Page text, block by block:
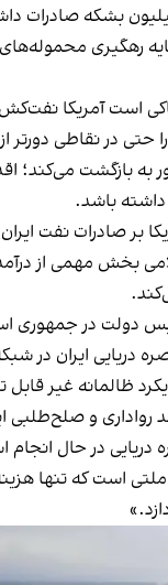
پایه رهگیری
است آمریکا
حتی در نقاطی دورتر
به بازگشت می‌کند؛
باشد.
بر صادرات نفت
بخش مهمی از درآمد
دولت در جمهوری
دریایی ایران در
ظالمانه غیر
رواداری و صلح‌طلبی
دریایی در حال انجام
است که تنها